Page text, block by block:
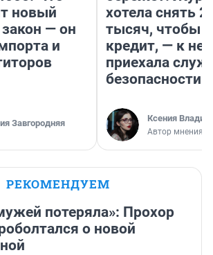
новый
— он
и
Завгородняя
хотела снять
тысяч, чтобы
кредит, — к
приехала
безопасности
Ксения
Автор мнения
РЕКОМЕНДУЕМ
потеряла»: Прохор
о новой